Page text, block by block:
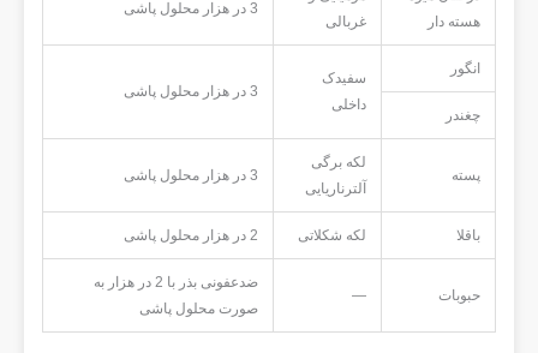
هسته دار
غربالی
3 در هزار محلول پاشی
انگور
سفیدک
داخلی
3 در هزار محلول پاشی
چغندر
پسته
لکه برگی
آلترناریایی
3 در هزار محلول پاشی
باقلا لکه شکلاتی 2 در هزار محلول پاشی
حبوبات —
ضدعفونی بذر با 2 در هزار به
صورت محلول پاشی